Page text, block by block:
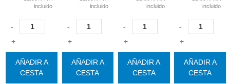
incluido
-
+
AÑADIR A
CESTA
incluido
-
+
AÑADIR A
CESTA
incluido
-
+
AÑADIR A
CESTA
incluido
-
+
AÑADIR A
CESTA